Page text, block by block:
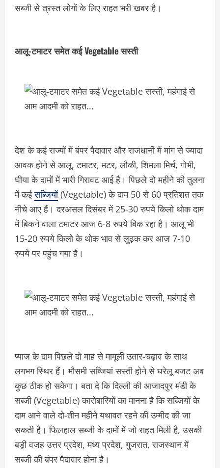
सब्जी से त्रस्त लोगों के लिए राहत भरी खबर है।
आलू-टमाटर समेत कई Vegetable सस्ती
देश के कई राज्यों में बंपर पैदावार और राजधानी में मांग से ज्यादा
आवक होने से आलू, टमाटर, मटर, लौकी, शिमला मिर्च, गोभी,
घीया के दामों में भारी गिरावट आई है। पिछले दो महीने की तुलना
में कईसब्जियों(Vegetable) के दाम 50 से 60 प्रतिशत तक
नीचे आए हैं। दरअसल दिसंबर में 25-30 रुपये किलो थोक दाम
में बिकने वाला टमाटर आज 6-8 रुपये बिक रहा है। आलू भी
15-20 रुपये किलो के थोक भाव से लुढ़क कर आज 7-10
रुपये पर पहुंच गया है।
प्याज के दाम पिछले दो माह से मामूली उतार-चढ़ाव के साथ
लगभग स्थिर हैं। मौसमी सब्जियां सस्ती होने से घरेलू बजट अब
कुछ ठीक हो सकेगा। बता दे कि दिल्ली की आजादपुर मंडी के
सब्जी (Vegetable) कारोबारियों का मानना है कि सब्जियों के
दाम आने वाले दो-तीन महीने यथावत रहने की उम्मीद की जा
सकती है। फिलहाल सब्जी के दामों में जो राहत मिली है, उसकी
बड़ी वजह उत्तर प्रदेश, मध्य प्रदेश, गुजरात, राजस्थान में
सब्जी की बंपर पैदावार होना है।